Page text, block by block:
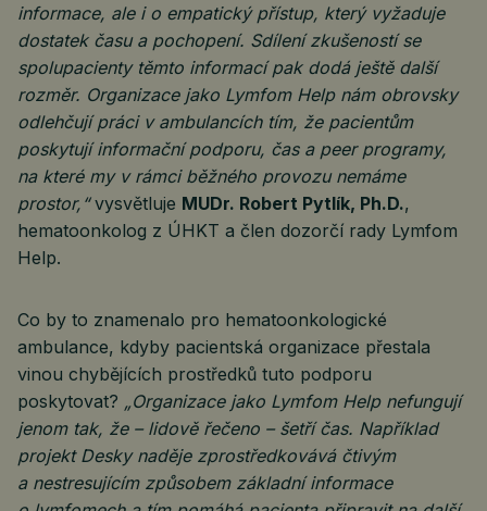
informace, ale i o empatický přístup, který vyžaduje
dostatek času a pochopení. Sdílení zkušeností se
spolupacienty těmto informací pak dodá ještě další
rozměr. Organizace jako Lymfom Help nám obrovsky
odlehčují práci v ambulancích tím, že pacientům
poskytují informační podporu, čas a peer programy,
na které my v rámci běžného provozu nemáme
prostor,“vysvětluje MUDr. Robert Pytlík, Ph.D.,
hematoonkolog z ÚHKT a člen dozorčí rady Lymfom
Help.
Co by to znamenalo pro hematoonkologické
ambulance, kdyby pacientská organizace přestala
vinou chybějících prostředků tuto podporu
poskytovat? „Organizace jako Lymfom Help nefungují
jenom tak, že – lidově řečeno – šetří čas. Například
projekt Desky naděje zprostředkovává čtivým
a nestresujícím způsobem základní informace